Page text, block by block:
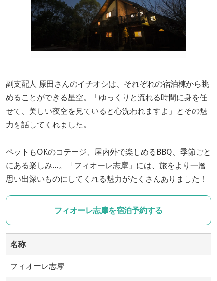
副支配人 原田さんのイチオシは、それぞれの宿泊棟から眺
めることができる星空。「ゆっくりと流れる時間に身を任
せて、美しい夜空を見ていると心洗われますよ」とその魅
力を話してくれました。
ペットもOKのコテージ、屋内外で楽しめるBBQ、季節ごと
にある楽しみ…。「フィオーレ志摩」には、旅をより一層
思い出深いものにしてくれる魅力がたくさんありました！
フィオーレ志摩を宿泊予約する
名称
フィオーレ志摩